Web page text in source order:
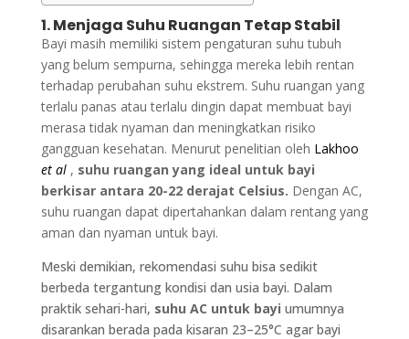
1. Menjaga Suhu Ruangan Tetap Stabil
Bayi masih memiliki sistem pengaturan suhu tubuh
yang belum sempurna, sehingga mereka lebih rentan
terhadap perubahan suhu ekstrem. Suhu ruangan yang
terlalu panas atau terlalu dingin dapat membuat bayi
merasa tidak nyaman dan meningkatkan risiko
gangguan kesehatan. Menurut penelitian oleh Lakhoo
et al, suhu ruangan yang ideal untuk bayi
berkisar antara 20-22 derajat Celsius. Dengan AC,
suhu ruangan dapat dipertahankan dalam rentang yang
aman dan nyaman untuk bayi.
Meski demikian, rekomendasi suhu bisa sedikit
berbeda tergantung kondisi dan usia bayi. Dalam
praktik sehari-hari, suhu AC untuk bayi umumnya
disarankan berada pada kisaran 23–25°C agar bayi